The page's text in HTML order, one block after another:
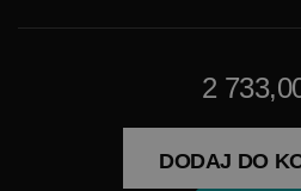
2
DODAJ DO